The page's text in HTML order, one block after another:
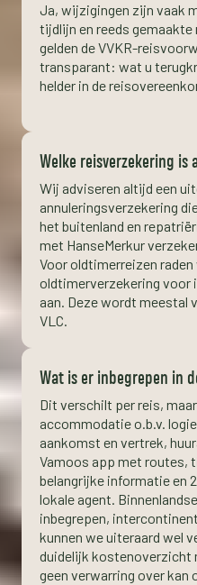
Ja, wijzigingen zijn vaak
tijdlijn en reeds gemaakte
gelden de VVKR-
transparant: wat u
helder in de
Welke reisverzekering is
Wij adviseren altijd een
annuleringsverzekering
het buitenland en
met HanseMerkur
Voor oldtimerreizen
oldtimerverzekering
aan. Deze wordt meestal
VLC.
Wat is er inbegrepen in
Dit verschilt per reis,
accommodatie o.b.v.
aankomst en vertrek,
Vamoos app met routes,
belangrijke informatie en
lokale agent.
inbegrepen,
kunnen we uiteraard wel
duidelijk kostenoverzicht
geen verwarring over kan